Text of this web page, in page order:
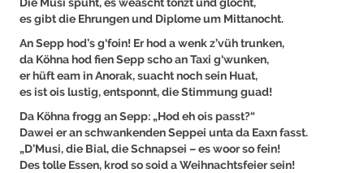
Die Musi spüht, es weascht tonzt und glocht,
es gibt die Ehrungen und Diplome um Mittanocht.
An Sepp hod’s g‘foin! Er hod a wenk z’vüh trunken,
da Köhna hod fien Sepp scho an Taxi g‘wunken,
er hüft eam in Anorak, suacht noch sein Huat,
es ist ois lustig, entsponnt, die Stimmung guad!
Da Köhna frogg an Sepp: „Hod eh ois passt?“
Dawei er an schwankenden Seppei unta da Eaxn fasst.
„D’Musi, die Bial, die Schnapsei – es woor so fein!
Des tolle Essen, krod so soid a Weihnachtsfeier sein!